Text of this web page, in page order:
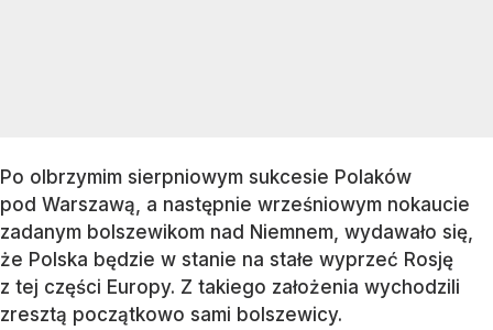
Po olbrzymim sierpniowym sukcesie Polaków
pod Warszawą, a następnie wrześniowym nokaucie
zadanym bolszewikom nad Niemnem, wydawało się,
że Polska będzie w stanie na stałe wyprzeć Rosję
z tej części Europy. Z takiego założenia wychodzili
zresztą początkowo sami bolszewicy.